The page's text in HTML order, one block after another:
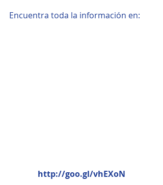
Encuentra toda la información en:
http://goo.gl/vhEXoN